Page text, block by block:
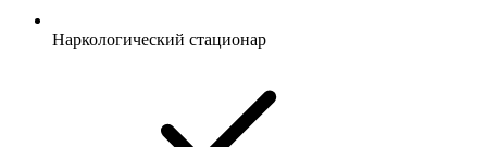
Наркологический стационар